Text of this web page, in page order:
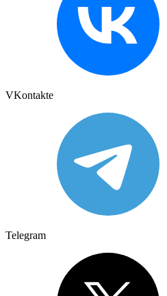
VKontakte
Telegram